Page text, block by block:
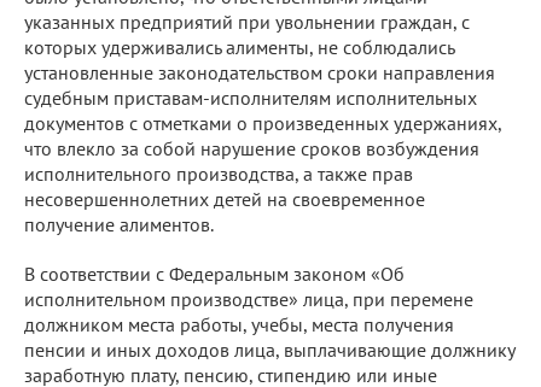
указанных предприятий при увольнении граждан, с
которых удерживались алименты, не соблюдались
установленные законодательством сроки направления
судебным приставам-исполнителям исполнительных
документов с отметками о произведенных удержаниях,
что влекло за собой нарушение сроков возбуждения
исполнительного производства, а также прав
несовершеннолетних детей на своевременное
получение алиментов.
В соответствии с Федеральным законом «Об
исполнительном производстве» лица, при перемене
должником места работы, учебы, места получения
пенсии и иных доходов лица, выплачивающие должнику
заработную плату, пенсию, стипендию или иные